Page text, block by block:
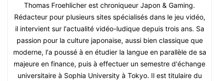
Thomas Froehlicher est chroniqueur Japon & Gaming.
Rédacteur pour plusieurs sites spécialisés dans le jeu vidéo,
il intervient sur l'actualité vidéo-ludique depuis trois ans. Sa
passion pour la culture japonaise, aussi bien classique que
moderne, l'a poussé à en étudier la langue en parallèle de sa
majeure en finance, puis à effectuer un semestre d'échange
universitaire à Sophia University à Tokyo. Il est titulaire du